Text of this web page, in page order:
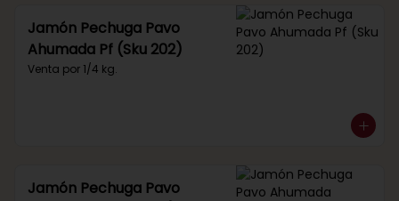
Jamón Pechuga Pavo
Ahumada Pf (Sku 202)
Venta por 1/4 kg.
Jamón Pechuga Pavo